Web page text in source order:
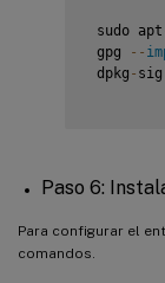
sudo apt
gpg
--
dpkg - sig
Paso 6:
Para configurar el
comandos.